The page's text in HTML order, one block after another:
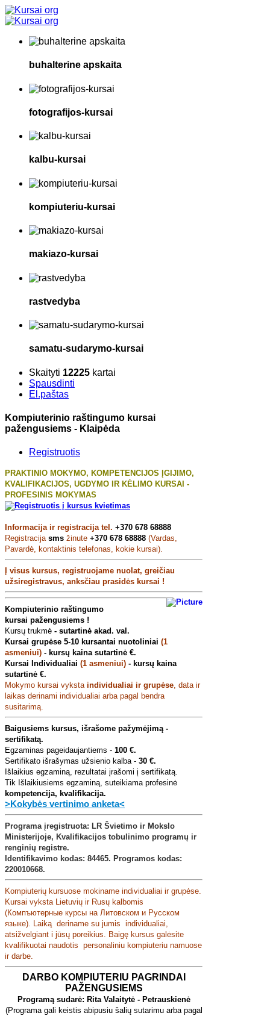
buhalterine apskaita
fotografijos-kursai
kalbu-kursai
kompiuteriu-kursai
makiazo-kursai
rastvedyba
samatu-sudarymo-kursai
Skaityti 12225 kartai
Spausdinti
El.paštas
Kompiuterinio raštingumo kursai
pažengusiems - Klaipėda
Registruotis
PRAKTINIO MOKYMO, KOMPETENCIJOS ĮGIJIMO,
KVALIFIKACIJOS, UGDYMO IR KĖLIMO KURSAI -
PROFESINIS MOKYMAS
Informacija ir registracija tel. +370 678 68888
Registracija sms žinute +370 678 68888 (Vardas,
Pavardė, kontaktinis telefonas, kokie kursai).
Į visus kursus, registruojame nuolat, greičiau
užsiregistravus, anksčiau prasidės kursai !
Kompiuterinio raštingumo
kursai pažengusiems !
Kursų trukmė - sutartinė akad. val.
Kursai grupėse 5-10 kursantai nuotoliniai (1
asmeniui) - kursų kaina sutartinė €.
Kursai Individualiai (1 asmeniui) - kursų kaina
sutartinė €.
Mokymo kursai vyksta individualiai ir grupėse, data ir
laikas derinami individualiai arba pagal bendra
susitarimą.
Baigusiems kursus, išrašome pažymėjimą -
sertifikatą.
Egzaminas pageidaujantiems - 100 €.
Sertifikato išrašymas užsienio kalba - 30 €.
Išlaikius egzaminą, rezultatai įrašomi į sertifikatą.
Tik Išlaikiusiems egzaminą, suteikiama profesinė
kompetencija, kvalifikacija.
>Kokybės vertinimo anketa<
Programa įregistruota: LR Švietimo ir Mokslo
Ministerijoje, Kvalifikacijos tobulinimo programų ir
renginių registre.
Identifikavimo kodas: 84465. Programos kodas:
220010668.
Kompiuterių kursuose mokiname individualiai ir grupėse.
Kursai vyksta Lietuvių ir Rusų kalbomis
(Компъютерные курсы на Литовском и Русском
языке). Laiką deriname su jumis individualiai,
atsižvelgiant i jūsų poreikius. Baigę kursus galėsite
kvalifikuotai naudotis personaliniu kompiuteriu namuose
ir darbe.
DARBO KOMPIUTERIU PAGRINDAI
PAŽENGUSIEMS
Programą sudarė: Rita Valaitytė - Petrauskienė
(Programa gali keistis abipusiu šalių sutarimu arba pagal